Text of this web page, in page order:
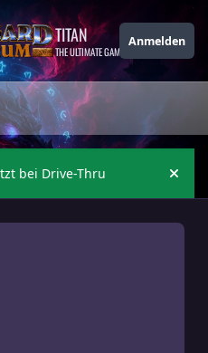
TITAN
THE ULTIMATE GAMING THEME
Anmelden
bei Drive-Thru